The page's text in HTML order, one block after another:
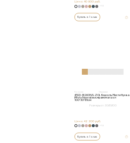
Цена: 40 800 руб.
+152
Купить в 1 клик
Консоли Открытые
47ED-182KONS-ZOL Консоль Мисти Нуова
(Misty Nuova) иск.мрам/мат.зол
100*30*85см
Размеры от: 30/85/100
Цена: 42 200 руб.
+152
Купить в 1 клик